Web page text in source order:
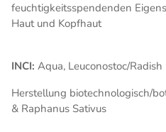
feuchtigkeitsspendenden
Haut und Kopfhaut
INCI: Aqua, Leuconostoc/
Herstellung biotechnologisch/
& Raphanus Sativus